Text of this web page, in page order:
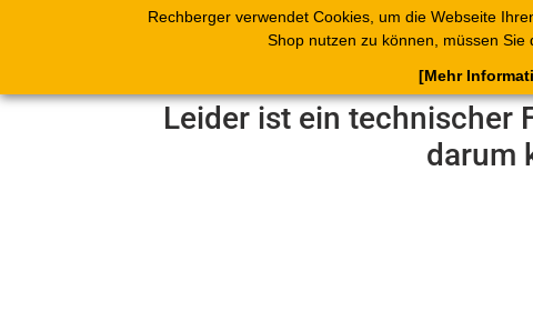
Rechberger verwendet Cookies, um die Webseite
Shop nutzen zu können, müssen Sie
[Mehr
Shop
Leider ist ein technischer
darum